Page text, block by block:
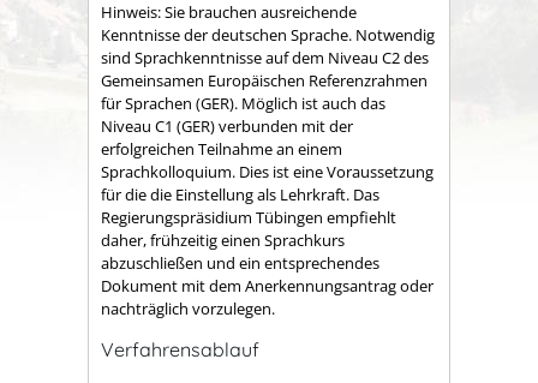
Hinweis: Sie brauchen ausreichende
Kenntnisse der deutschen Sprache. Notwendig
sind Sprachkenntnisse auf dem Niveau C2 des
Gemeinsamen Europäischen Referenzrahmen
für Sprachen (GER). Möglich ist auch das
Niveau C1 (GER) verbunden mit der
erfolgreichen Teilnahme an einem
Sprachkolloquium. Dies ist eine Voraussetzung
für die die Einstellung als Lehrkraft. Das
Regierungspräsidium Tübingen empfiehlt
daher, frühzeitig einen Sprachkurs
abzuschließen und ein entsprechendes
Dokument mit dem Anerkennungsantrag oder
nachträglich vorzulegen.
Verfahrensablauf